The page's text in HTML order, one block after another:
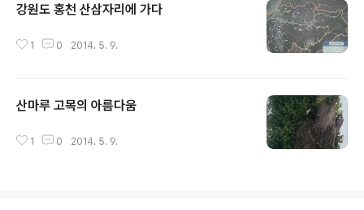
강원도 홍천 산삼자리에 가다
1 0 2014. 5. 9.
산마루 고목의 아름다움
1 0 2014. 5. 9.